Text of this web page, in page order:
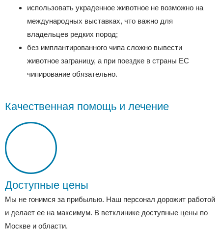
использовать украденное животное не возможно на
международных выставках, что важно для
владельцев редких пород;
без имплантированного чипа сложно вывести
животное заграницу, а при поездке в страны ЕС
чипирование обязательно.
Качественная помощь и лечение
Доступные цены
Мы не гонимся за прибылью. Наш персонал дорожит работой
и делает ее на максимум. В ветклинике доступные цены по
Москве и области.